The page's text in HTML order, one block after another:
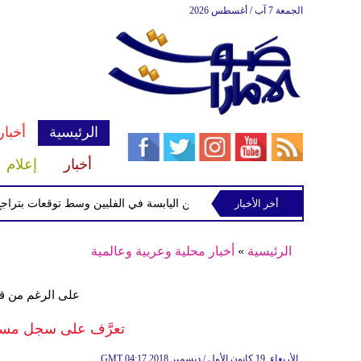
الجمعة 7 آب / أغسطس 2026
الرئيسية
أخبار
إعلام
الاستوائية "مايماي" تقترب من اليابسة في الفلبين وسط توقعات بتراجع قوتها
أخر الأخبار
الرئيسية » أخبار محلية وعربية وعالمية
على الرغم من
تعرَّف على سجل مسيرة
GMT 04:17 2018 الأربعاء ,19 كانون الأول / ديسمبر